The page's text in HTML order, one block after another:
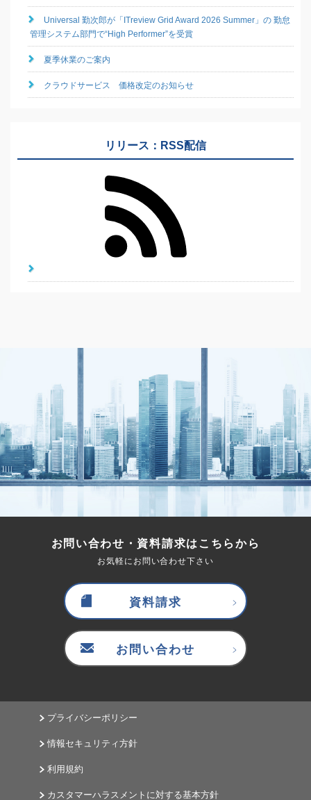
Universal 勤次郎が「ITreview Grid Award 2026 Summer」の 勤怠
管理システム部門で“High Performer”を受賞
夏季休業のご案内
クラウドサービス 価格改定のお知らせ
リリース：RSS配信
お問い合わせ・資料請求はこちらから
お気軽にお問い合わせ下さい
資料請求
お問い合わせ
プライバシーポリシー
情報セキュリティ方針
利用規約
カスタマーハラスメントに対する基本方針